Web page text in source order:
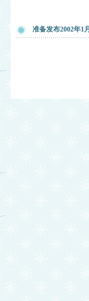
准备发布2002年1